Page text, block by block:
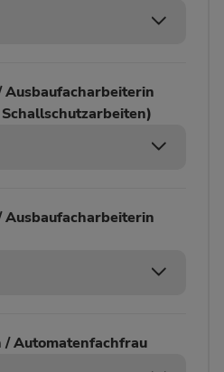
Automatenfachfrau